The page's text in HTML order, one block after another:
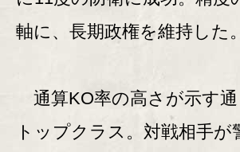
軸に、長期政権を維持した。
通算KO率の高さが示す
トップクラス。対戦相手